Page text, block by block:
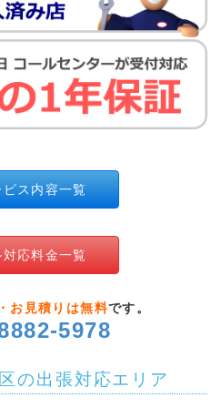
ス内容一覧
対応料金一覧
お見積りは無料です。
5978
の出張対応エリア